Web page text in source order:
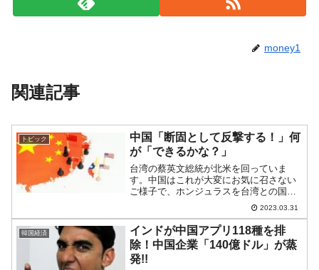
money1
関連記事
トピック
中国「断固として反撃する！」何
が「できるかな？」
台湾の蔡英文総統が北米を回っていま
す。中国はこれが大変にお気に召さない
ご様子で、ホンジュラスを台湾との国交
を破棄するように仕向けました。しか
し、それで台湾への嫌がらせが終わった
わけではなく、もし蔡総統がアメリカ合
衆国のケビン・マッカーシー下...
2023.03.31
韓国経済
インドが中国アプリ118種を排
除！中国企業「140億ドル」が蒸
発!!